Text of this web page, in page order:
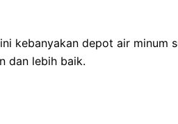
kebanyakan depot air minum
dan lebih baik.